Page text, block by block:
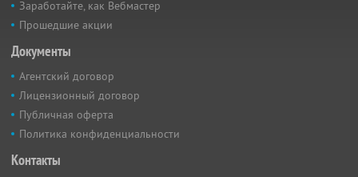
Заработайте, как Вебмастер
Прошедшие акции
Документы
Агентский договор
Лицензионный договор
Публичная оферта
Политика конфиденциальности
Контакты